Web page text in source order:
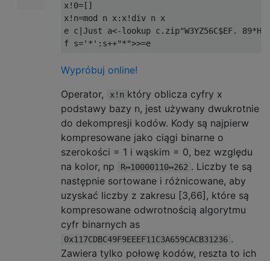
x! 0=[]
x! n=mod n x: x! div n x
e c Just a<-lookup c . zip"W3YZ56C$EF.
f s='*' : s++"*">>=e
Wypróbuj online!
Operator,
x!n który oblicza cyfry x
podstawy bazy n, jest używany dwukrotnie
do dekompresji kodów. Kody są najpierw
kompresowane jako ciągi binarne o
szerokości = 1 i wąskim = 0, bez względu
na kolor, np
R↔10000110↔262 . Liczby te są
następnie sortowane i różnicowane, aby
uzyskać liczby z zakresu [3,66], które są
kompresowane odwrotnością algorytmu
cyfr binarnych as
0x117CDBC49F9EEEF11C3A659CACB31236 .
Zawiera tylko połowę kodów, reszta to ich